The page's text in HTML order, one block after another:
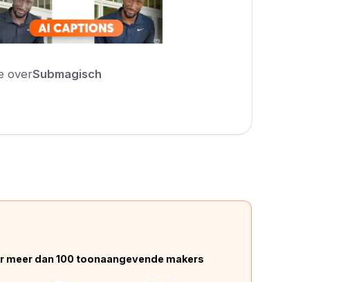
overSubmagisch
meer dan 100 toonaangevende makers